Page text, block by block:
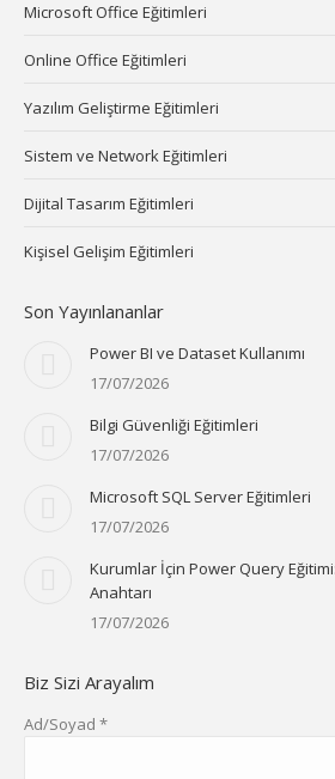
Microsoft Office Eğitimleri
Online Office Eğitimleri
Yazılım Geliştirme Eğitimleri
Sistem ve Network Eğitimleri
Dijital Tasarım Eğitimleri
Kişisel Gelişim Eğitimleri
Son Yayınlananlar
Power BI ve Dataset Kullanımı
17/07/2026
Bilgi Güvenliği Eğitimleri
17/07/2026
Microsoft SQL Server Eğitimleri
17/07/2026
Kurumlar İçin Power Query
Anahtarı
17/07/2026
Biz Sizi Arayalım
Ad/Soyad *